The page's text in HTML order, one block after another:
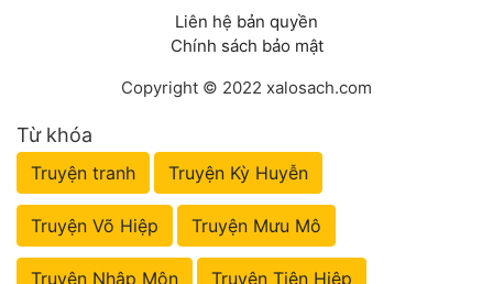
Liên hệ bản quyền
Chính sách bảo mật
Copyright © 2022 xalosach.com
Từ khóa
Truyện tranh Truyện Kỳ Huyễn
Truyện Võ Hiệp Truyện Mưu Mô
Truyện Nhập Môn Truyện Tiên Hiệp